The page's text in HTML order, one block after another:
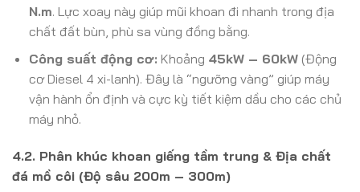
N.m. Lực xoay này giúp mũi khoan đi nhanh trong địa
chất đất bùn, phù sa vùng đồng bằng.
Công suất động cơ: Khoảng 45kW – 60kW(Động
cơ Diesel 4 xi-lanh). Đây là “ngưỡng vàng” giúp máy
vận hành ổn định và cực kỳ tiết kiệm dầu cho các chủ
máy nhỏ.
4.2. Phân khúc khoan giếng tầm trung & Địa chất
đá mồ côi (Độ sâu 200m – 300m)